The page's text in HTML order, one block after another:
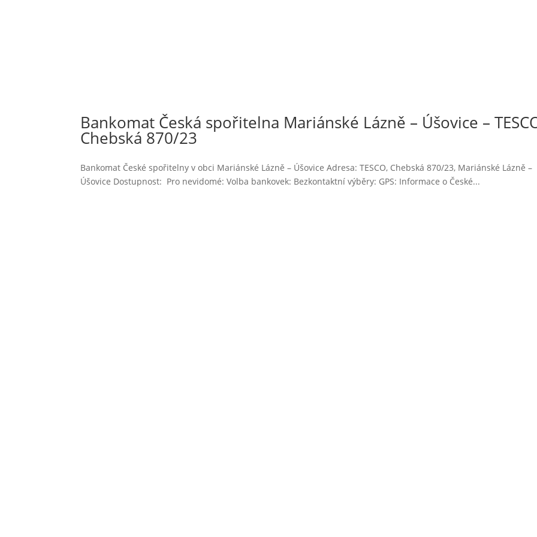
Bankomat Česká spořitelna Mariánské Lázně – Úšovice –
Chebská 870/23
Bankomat České spořitelny v obci Mariánské Lázně – Úšovice Adresa: TESCO, Chebská 870/23, Mariánské Lázně –
Úšovice Dostupnost: Pro nevidomé: Volba bankovek: Bezkontaktní výběry: GPS: Informace o České...